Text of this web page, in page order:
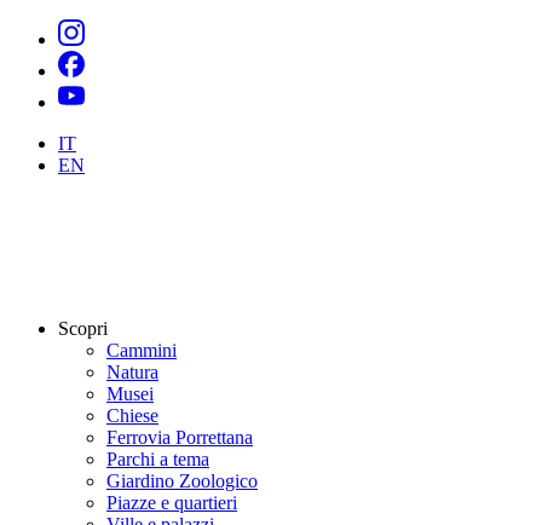
IT
EN
Scopri
Cammini
Natura
Musei
Chiese
Ferrovia Porrettana
Parchi a tema
Giardino Zoologico
Piazze e quartieri